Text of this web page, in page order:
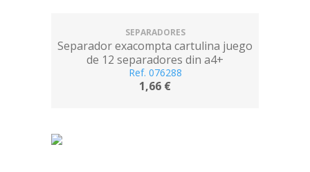
SEPARADORES
Separador exacompta cartulina juego
de 12 separadores din a4+
multitaladro color blanco
Ref. 076288
1,66 €